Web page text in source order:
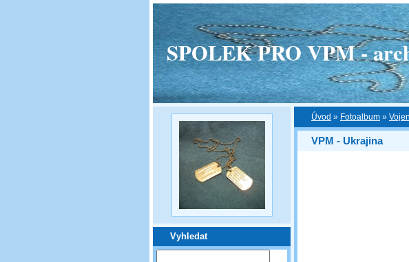
SPOLEK PRO VPM -
Vyhledat
Úvod » Fotoalbum »
VPM - Ukrajina